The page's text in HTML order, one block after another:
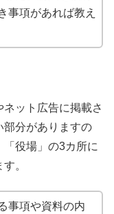
事項があれば教え
ット広告に掲載さ
部分がありますの
役場」の3カ所に
。
事項や資料の内